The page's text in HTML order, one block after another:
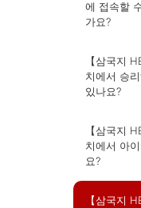
에 접속할
가요?
【삼국지
치에서 승
있나요?
【삼국지
치에서 아
요?
【삼국지